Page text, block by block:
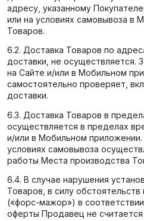
адресу, указанному
или на условиях самовывоза в
Товаров.
6.2. Доставка Товаров по
доставки, не осуществляется.
на Сайте и/или в Мобильном
самостоятельно проверяет,
доставки.
6.3. Доставка Товаров в
осуществляется в пределах
и/или в Мобильном
условиях самовывоза
работы Места производства
6.4. В случае нарушения
Товаров, в силу
(«форс-мажор») в
оферты Продавец не